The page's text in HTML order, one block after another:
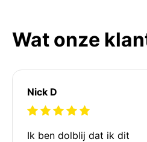
Wat onze
Nick D
Ik ben dolblij dat ik dit